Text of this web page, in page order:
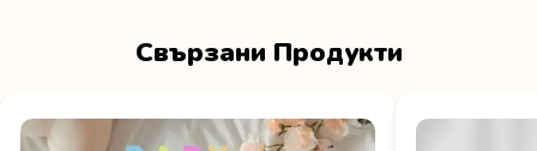
Свързани Продукти